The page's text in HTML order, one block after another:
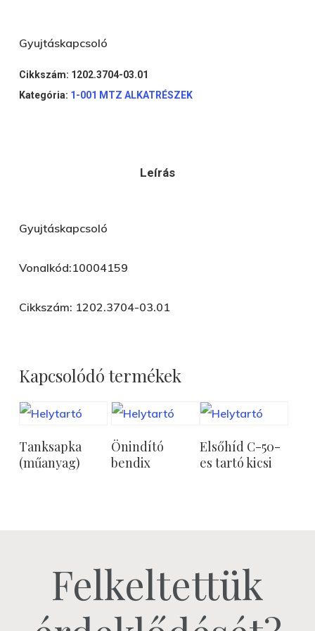
Gyujtáskapcsoló
Cikkszám: 1202.3704-03.01
Kategória: 1-001 MTZ ALKATRÉSZEK
Leírás
Gyujtáskapcsoló
Vonalkód:10004159
Cikkszám: 1202.3704-03.01
Kapcsolódó termékek
Tovább
Olvasom
Tanksapka
(műanyag)
Tovább
Olvasom
Önindító
bendix
Tovább
Olvasom
Elsőhíd C-50-
es tartó kicsi
Felkeltettük